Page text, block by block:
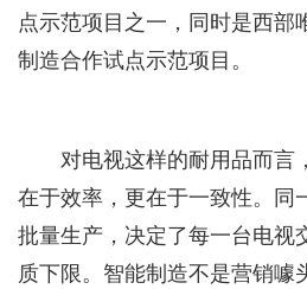
点示范项目之一，同时是西部
制造合作试点示范项目。
对电视这样的耐用品而言
在于效率，更在于一致性。同
批量生产，决定了每一台电视
质下限。智能制造不是营销噱